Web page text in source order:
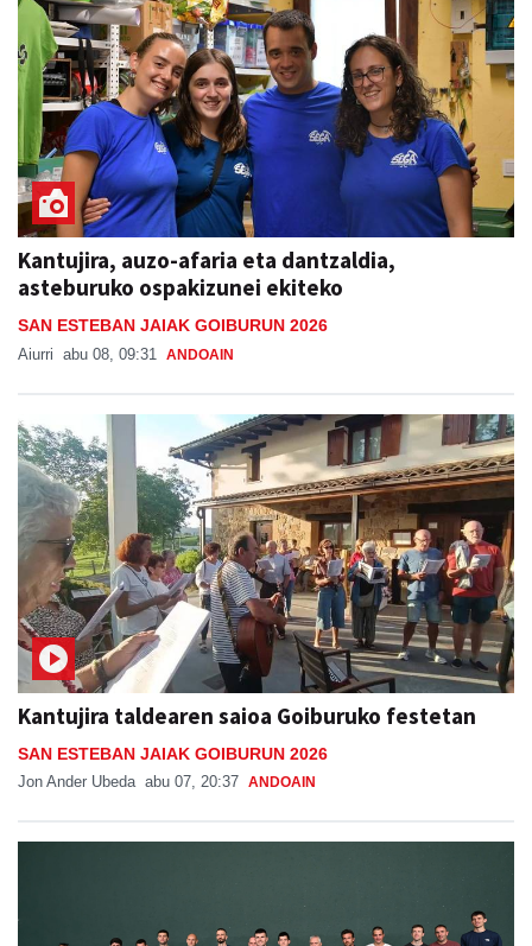
Kantujira, auzo-afaria eta dantzaldia,
asteburuko ospakizunei ekiteko
SAN ESTEBAN JAIAK GOIBURUN 2026
Aiurri abu 08, 09:31 ANDOAIN
Kantujira taldearen saioa Goiburuko festetan
SAN ESTEBAN JAIAK GOIBURUN 2026
Jon Ander Ubeda abu 07, 20:37 ANDOAIN